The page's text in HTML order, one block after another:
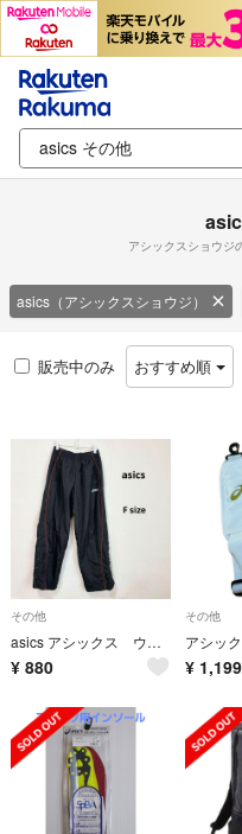
アシックスショウジ
asics（アシックスショウジ）
販売中のみ おすすめ順
その他
asics アシックス ウィンドブレーカーパンツ F ブラック サイドライン
¥ 880
その他
¥ 1,199